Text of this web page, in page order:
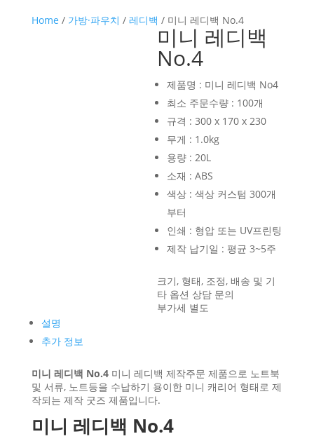
Home / 가방·파우치 / 레디백 / 미니 레디백 No.4
미니 레디백
No.4
제품명 : 미니 레디백 No4
최소 주문수량 : 100개
규격 : 300 x 170 x 230
무게 : 1.0kg
용량 : 20L
소재 : ABS
색상 : 색상 커스텀 300개
부터
인쇄 : 형압 또는 UV프린팅
제작 납기일 : 평균 3~5주
크기, 형태, 조정, 배송 및 기
타 옵션 상담 문의
부가세 별도
설명
추가 정보
미니 레디백 No.4 미니 레디백 제작주문 제품으로 노트북
및 서류, 노트등을 수납하기 용이한 미니 캐리어 형태로 제
작되는 제작 굿즈 제품입니다.
미니 레디백 No.4